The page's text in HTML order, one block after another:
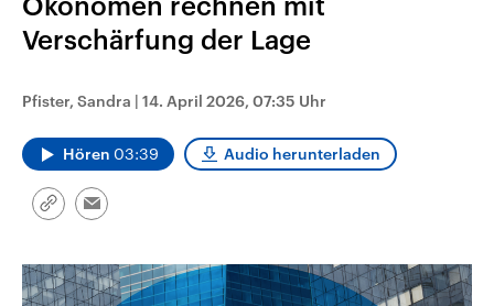
Landtagswahl Sachsen-Anhalt
2026
September 2026 einen neuen
Landtag. Seit 2021 wird das
Bundesland von einer Koalition aus
gehören die Vereinigten
den mächtigsten Ländern
mit großem Einfluss auf
Verschärfung der Lage
Pfister, Sandra | 14. April 2026, 07:35 Uhr
Hören 03:39 Audio herunterladen
Link
Email